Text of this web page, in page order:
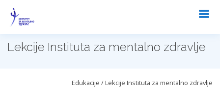
Lekcije Instituta za mentalno zdravlje
Edukacije / Lekcije Instituta za mentalno zdravlje